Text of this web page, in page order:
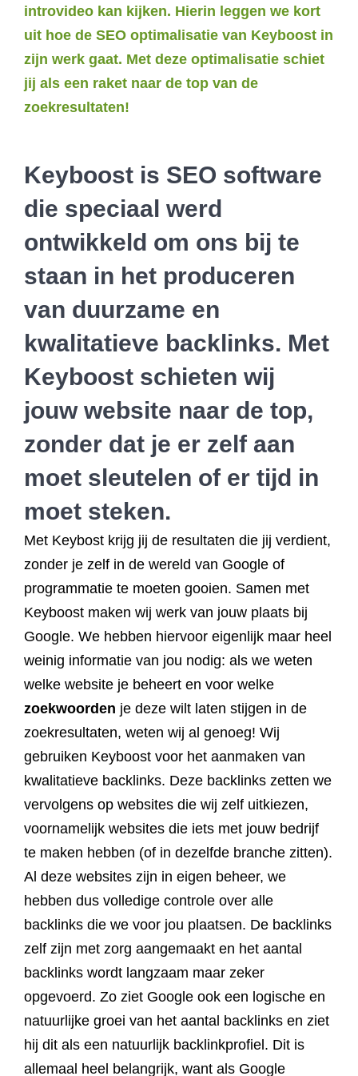
introvideo kan kijken. Hierin leggen we kort
uit hoe de SEO optimalisatie van Keyboost in
zijn werk gaat. Met deze optimalisatie schiet
jij als een raket naar de top van de
zoekresultaten!
Keyboost is SEO software
die speciaal werd
ontwikkeld om ons bij te
staan in het produceren
van duurzame en
kwalitatieve backlinks. Met
Keyboost schieten wij
jouw website naar de top,
zonder dat je er zelf aan
moet sleutelen of er tijd in
moet steken.
Met Keybost krijg jij de resultaten die jij verdient,
zonder je zelf in de wereld van Google of
programmatie te moeten gooien. Samen met
Keyboost maken wij werk van jouw plaats bij
Google. We hebben hiervoor eigenlijk maar heel
weinig informatie van jou nodig: als we weten
welke website je beheert en voor welke
zoekwoorden je deze wilt laten stijgen in de
zoekresultaten, weten wij al genoeg! Wij
gebruiken Keyboost voor het aanmaken van
kwalitatieve backlinks. Deze backlinks zetten we
vervolgens op websites die wij zelf uitkiezen,
voornamelijk websites die iets met jouw bedrijf
te maken hebben (of in dezelfde branche zitten).
Al deze websites zijn in eigen beheer, we
hebben dus volledige controle over alle
backlinks die we voor jou plaatsen. De backlinks
zelf zijn met zorg aangemaakt en het aantal
backlinks wordt langzaam maar zeker
opgevoerd. Zo ziet Google ook een logische en
natuurlijke groei van het aantal backlinks en ziet
hij dit als een natuurlijk backlinkprofiel. Dit is
allemaal heel belangrijk, want als Google